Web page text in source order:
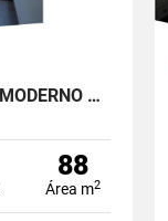
[BV] EN VENTA APARTAMENTO MODERNO EN CIUDAD DEL RÍO, MEDELLÍN
88
Área m2